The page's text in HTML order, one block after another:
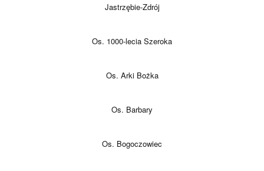
Jastrzębie-Zdrój
Os. 1000-lecia Szeroka
Os. Arki Bożka
Os. Barbary
Os. Bogoczowiec